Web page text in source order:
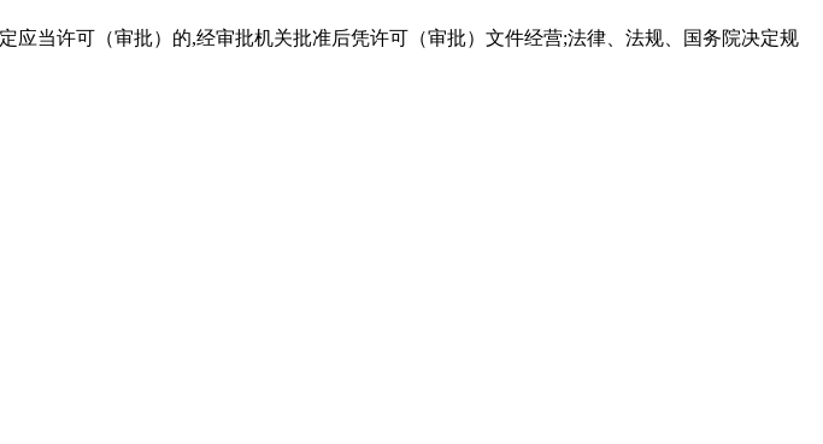
当许可（审批）的,经审批机关批准后凭许可（审批）文件经营;法律、法规、国务院决定规